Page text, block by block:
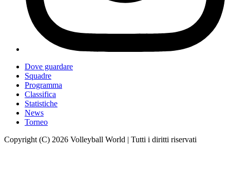
Dove guardare
Squadre
Programma
Classifica
Statistiche
News
Torneo
Copyright (C) 2026 Volleyball World | Tutti i diritti riservati